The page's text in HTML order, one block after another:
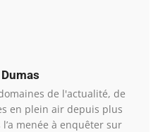
de l'actualité, de
en plein air depuis plus
menée à enquêter sur